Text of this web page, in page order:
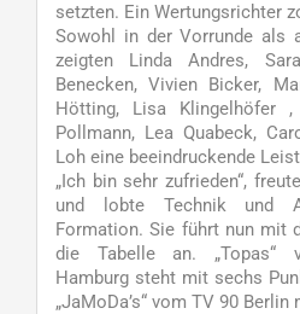
setzten. Ein Wertungsrichter
Sowohl in der Vorrunde als
zeigten Linda Andres,
Benecken, Vivien Bicker,
Hötting, Lisa Klingelhöfer
Pollmann, Lea Quabeck,
Loh eine beeindruckende
„Ich bin sehr zufrieden“,
und lobte Technik und
Formation. Sie führt nun mit
die Tabelle an. „Topas“
Hamburg steht mit sechs
„JaMoDa’s“ vom TV 90